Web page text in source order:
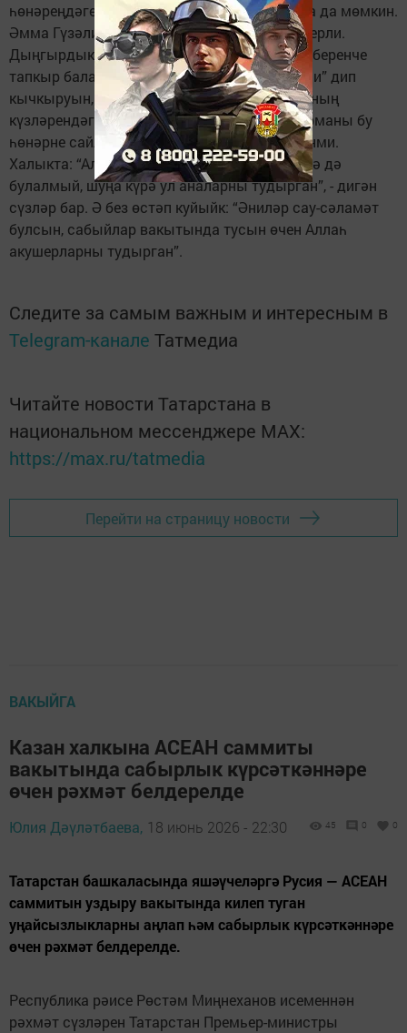
һөнәреңдәге беренче адымнар онытылырга да мөмкин.
Әмма Гүзәлия Вәгыйзовна барысын да хәтерли.
Дыңгырдык йөк машинасында баруларын, беренче
тапкыр бала кабул иткәндә ана кешенең “әни” дип
кычкыруын, сабыен кулына алганнан соң аның
күзләрендәге очкыннарны... Язмабыз каһарманы бу
һөнәрне сайлавына бер генә тапкыр да үкенми.
Халыкта: “Аллаһ бер үк вакытта бөтен җирдә дә
булалмый, шуңа күрә ул аналарны тудырган”, - дигән
сүзләр бар. Ә без өстәп куйыйк: “Әниләр сау-сәламәт
булсын, сабыйлар вакытында тусын өчен Аллаһ
акушерларны тудырган”.
Следите за самым важным и интересным в
Telegram-канале Татмедиа
Читайте новости Татарстана в
национальном мессенджере MАХ:
https://max.ru/tatmedia
Перейти на страницу новости
ВАКЫЙГА
Казан халкына АСЕАН саммиты
вакытында сабырлык күрсәткәннәре
өчен рәхмәт белдерелде
Юлия Дәүләтбаева, 18 июнь 2026 - 22:30 45 0 0
Татарстан башкаласында яшәүчеләргә Русия — АСЕАН
саммитын уздыру вакытында килеп туган
уңайсызлыкларны аңлап һәм сабырлык күрсәткәннәре
өчен рәхмәт белдерелде.
Республика рәисе Рөстәм Миңнеханов исеменнән
рәхмәт сүзләрен Татарстан Премьер-министры